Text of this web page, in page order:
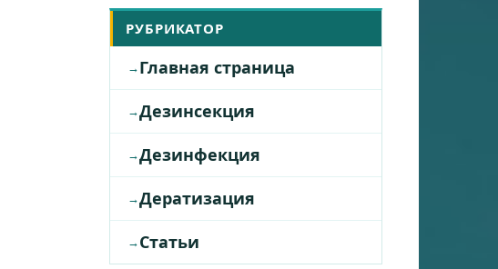
РУБРИКАТОР
Главная страница
Дезинсекция
Дезинфекция
Дератизация
Статьи